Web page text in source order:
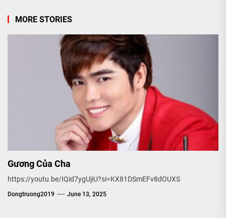
MORE STORIES
Gương Của Cha
https://youtu.be/IQid7ygUjiU?si=KX81DSmEFv8dOUXS
Dongtruong2019 June 13, 2025